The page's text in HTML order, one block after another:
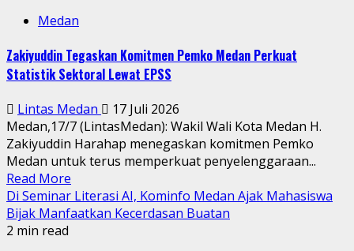
Medan
Zakiyuddin Tegaskan Komitmen Pemko Medan Perkuat
Statistik Sektoral Lewat EPSS
Lintas Medan
17 Juli 2026
Medan,17/7 (LintasMedan): Wakil Wali Kota Medan H.
Zakiyuddin Harahap menegaskan komitmen Pemko
Medan untuk terus memperkuat penyelenggaraan...
Read More
Di Seminar Literasi AI, Kominfo Medan Ajak Mahasiswa
Bijak Manfaatkan Kecerdasan Buatan
2 min read